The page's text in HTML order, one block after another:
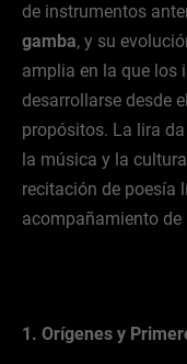
de instrumentos
gamba, y su
amplia en la que los
desarrollarse desde
propósitos. La lira
la música y la
recitación de poesía
acompañamiento de
1. Orígenes y